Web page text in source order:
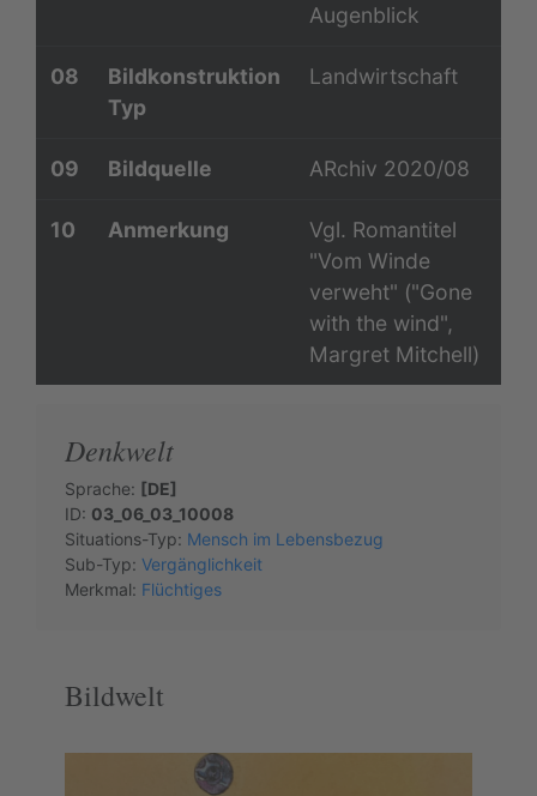
Augenblick
08
Bildkonstruktion
Typ
Landwirtschaft
09 Bildquelle ARchiv 2020/08
10 Anmerkung
Vgl. Romantitel
"Vom Winde
verweht" ("Gone
with the wind",
Margret Mitchell)
Denkwelt
Sprache: [DE]
ID: 03_06_03_10008
Situations-Typ: Mensch im Lebensbezug
Sub-Typ: Vergänglichkeit
Merkmal: Flüchtiges
Bildwelt